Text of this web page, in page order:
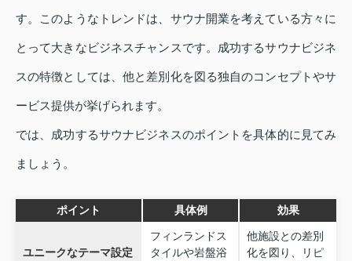
す。このようなトレンドは、サウナ開業を考えている方々に
とって大きなビジネスチャンスです。成功するサウナビジネ
スの特徴としては、他と差別化を図る独自のコンセプトやサ
ービス提供が挙げられます。
では、成功するサウナビジネスのポイントを具体的に見てみ
ましょう。
ポイント 具体例 効果
ユニークなテーマ設定
フィンランドス
タイルや岩盤浴
他施設との差別
化を図り、リピ